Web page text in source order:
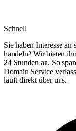
Schnell
Sie haben Interesse
handeln? Wir bieten
24 Stunden an. So
Domain Service
läuft direkt über uns.